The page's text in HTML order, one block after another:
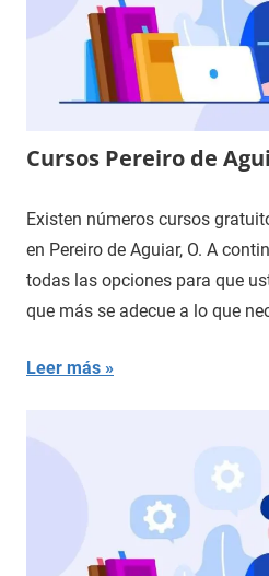
Cursos Pereiro de
Existen números cursos
en Pereiro de Aguiar, O. A
todas las opciones para que
que más se adecue a lo que
Leer más